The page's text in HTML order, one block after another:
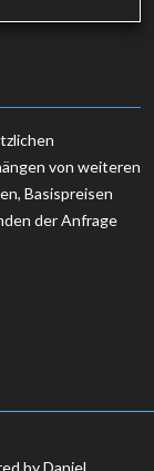
von weiteren
Basispreisen
der Anfrage
by Daniel